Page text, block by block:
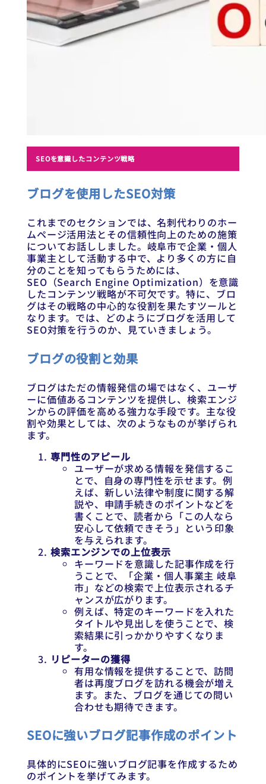
SEOを意識したコンテンツ戦略
ブログを使用したSEO対策
これまでのセクションでは、名刺代わりのホー
ムページ活用法とその信頼性向上のための施策
についてお話ししました。岐阜市で企業・個人
事業主として活動する中で、より多くの方に自
分のことを知ってもらうためには、
SEO（Search Engine Optimization）を意識
したコンテンツ戦略が不可欠です。特に、ブロ
グはその戦略の中心的な役割を果たすツールと
なります。では、どのようにブログを活用して
SEO対策を行うのか、見ていきましょう。
ブログの役割と効果
ブログはただの情報発信の場ではなく、ユーザ
ーに価値あるコンテンツを提供し、検索エンジ
ンからの評価を高める強力な手段です。主な役
割や効果としては、次のようなものが挙げられ
ます。
専門性のアピール
ユーザーが求める情報を発信するこ
とで、自身の専門性を示せます。例
えば、新しい法律や制度に関する解
説や、申請手続きのポイントなどを
書くことで、読者から「この人なら
安心して依頼できそう」という印象
を与えられます。
検索エンジンでの上位表示
キーワードを意識した記事作成を行
うことで、「企業・個人事業主 岐阜
市」などの検索で上位表示されるチ
ャンスが広がります。
例えば、特定のキーワードを入れた
タイトルや見出しを使うことで、検
索結果に引っかかりやすくなりま
す。
リピーターの獲得
有用な情報を提供することで、訪問
者は再度ブログを訪れる機会が増え
ます。また、ブログを通じての問い
合わせも期待できます。
SEOに強いブログ記事作成のポイント
具体的にSEOに強いブログ記事を作成するため
のポイントを挙げてみます。